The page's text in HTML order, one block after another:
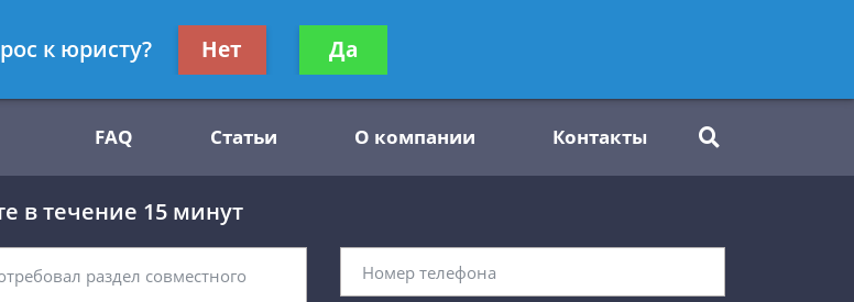
Получите консультацию
бесплатно
FAQ Статьи О компании Контакты
в течение 15 минут
к юристу? Нет Да